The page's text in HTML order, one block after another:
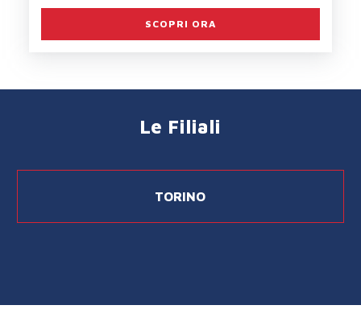
SCOPRI ORA
Le Filiali
TORINO